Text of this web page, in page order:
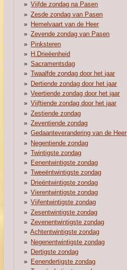
Vijfde zondag na Pasen
Zesde zondag van Pasen
Hemelvaart van de Heer
Zevende zondag van Pasen
Pinksteren
H.Drieëenheid
Sacramentsdag
Twaalfde zondag door het jaar
Dertiende zondag door het jaar
Veertiende zondag door het jaar
Vijftiende zondag door het jaar
Zestiende zondag
Zeventiende zondag
Gedaanteverandering van de Heer
Negentiende zondag
Twintigste zondag
Eenentwintigste zondag
Tweeëntwintigste zondag
Drieëntwintigste zondag
Vierentwintigste zondag
Vijfentwintigste zondag
Zesentwintigste zondag
Zevenentwintigste zondag
Achtentwintigste zondag
Negenentwintigste zondag
Dertigste zondag
Eenendertigste zondag